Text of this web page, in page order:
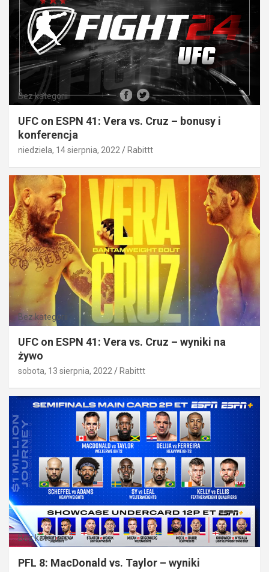
Bez kategorii
UFC on ESPN 41: Vera vs. Cruz – bonusy i
konferencja
niedziela, 14 sierpnia, 2022 Rabittt
Bez kategorii
UFC on ESPN 41: Vera vs. Cruz – wyniki na
żywo
sobota, 13 sierpnia, 2022 Rabittt
Bez kategorii
PFL 8: MacDonald vs. Taylor – wyniki